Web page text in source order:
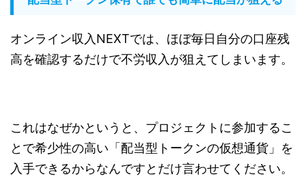
オンライン収入NEXTでは、ほぼ毎日自分の口座残
高を確認するだけで不労収入が狙えてしまいます。
これはなぜかというと、プロジェクトに参加するこ
とで希少性の高い「配当型トークンの仮想通貨」を
入手できるからなんですとだけ言わせてください。